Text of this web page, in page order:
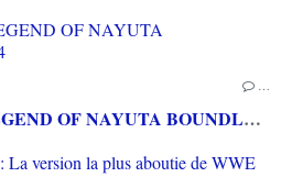
…
[TEST ECLAIR] THE LEGEND OF NAYUTA BOUNDLESS TRAILS PS4